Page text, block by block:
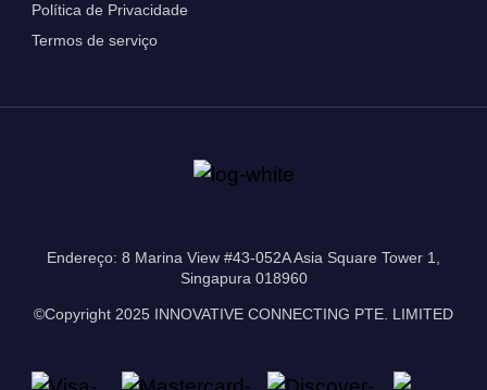
Política de Privacidade
Termos de serviço
Endereço: 8 Marina View #43-052A Asia Square Tower 1,
Singapura 018960
©Copyright 2025 INNOVATIVE CONNECTING PTE. LIMITED